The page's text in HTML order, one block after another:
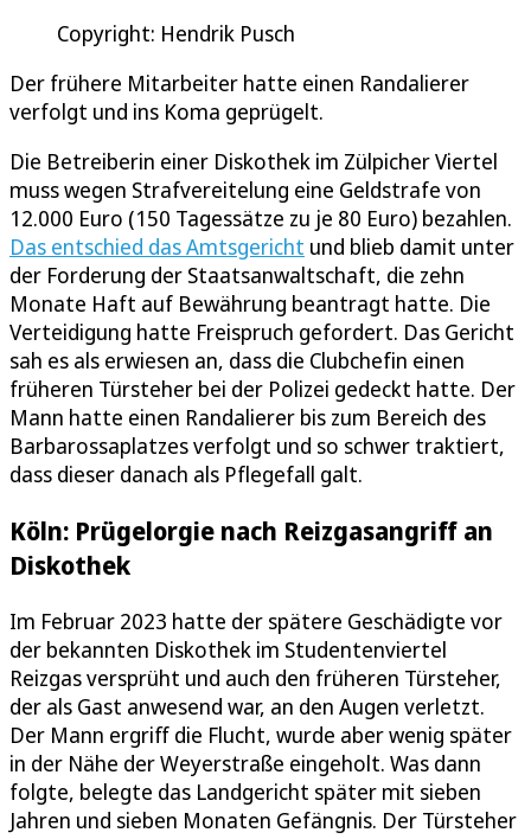
Copyright: Hendrik Pusch
Der frühere Mitarbeiter hatte einen Randalierer
verfolgt und ins Koma geprügelt.
Die Betreiberin einer Diskothek im Zülpicher Viertel
muss wegen Strafvereitelung eine Geldstrafe von
12.000 Euro (150 Tagessätze zu je 80 Euro) bezahlen.
Das entschied das Amtsgericht und blieb damit unter
der Forderung der Staatsanwaltschaft, die zehn
Monate Haft auf Bewährung beantragt hatte. Die
Verteidigung hatte Freispruch gefordert. Das Gericht
sah es als erwiesen an, dass die Clubchefin einen
früheren Türsteher bei der Polizei gedeckt hatte. Der
Mann hatte einen Randalierer bis zum Bereich des
Barbarossaplatzes verfolgt und so schwer traktiert,
dass dieser danach als Pflegefall galt.
Köln: Prügelorgie nach Reizgasangriff an
Diskothek
Im Februar 2023 hatte der spätere Geschädigte vor
der bekannten Diskothek im Studentenviertel
Reizgas versprüht und auch den früheren Türsteher,
der als Gast anwesend war, an den Augen verletzt.
Der Mann ergriff die Flucht, wurde aber wenig später
in der Nähe der Weyerstraße eingeholt. Was dann
folgte, belegte das Landgericht später mit sieben
Jahren und sieben Monaten Gefängnis. Der Türsteher